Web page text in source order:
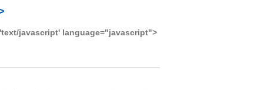
javascript' language="javascript">